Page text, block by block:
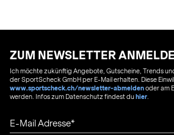
ZUM NEWSLETTER
Ich möchte zukünftig Angebote, Gutscheine, Trends
der SportScheck GmbH per E-Mail erhalten. Diese
www.sportscheck.ch/newsletter-abmeldenoder am
werden. Infos zum Datenschutz findest duhier
E-Mail Adresse